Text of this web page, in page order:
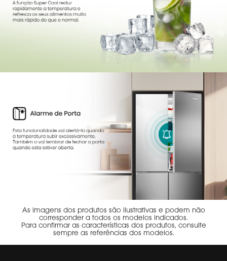
As imagens dos produtos são ilustrativas e podem não
corresponder a todos os modelos indicados.
Para confirmar as características dos produtos, consulte
sempre as referências dos modelos.